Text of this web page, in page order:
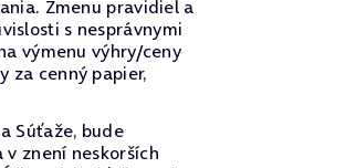
Zmenu pravidiel a
s nesprávnymi
výmenu výhry/ceny
za cenný papier,
Súťaže, bude
znení neskorších